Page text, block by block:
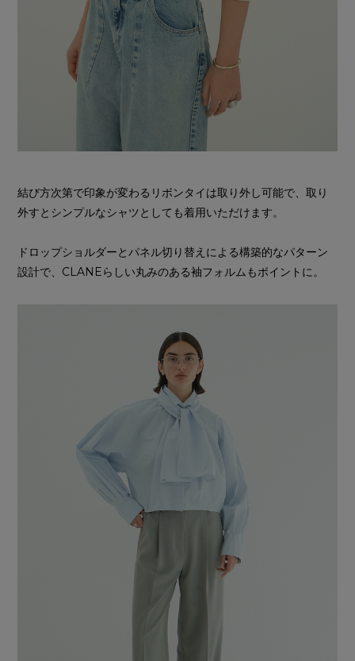
結び方次第で印象が変わるリボンタイは取り外し可能で、取り
外すとシンプルなシャツとしても着用いただけます。
ドロップショルダーとパネル切り替えによる構築的なパターン
設計で、CLANEらしい丸みのある袖フォルムもポイントに。